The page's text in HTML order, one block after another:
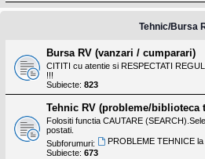
Tehnic/Bursa
Bursa RV (vanzari / cumparari)
CITITI cu atentie si RESPECTATI
!!!
Subiecte: 823
Tehnic RV (probleme/biblioteca
Folositi functia CAUTARE
postati.
Subforumuri:
PROBLEME TEHNICE
Subiecte: 673